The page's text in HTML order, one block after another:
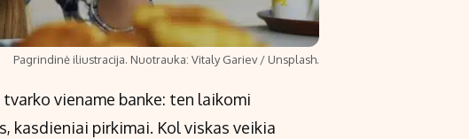
Pagrindinė iliustracija. Nuotrauka: Vitaly Gariev / Unsplash.
viename banke: ten laikomi
kasdieniai pirkimai. Kol viskas veikia